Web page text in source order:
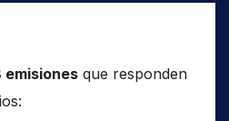
emisiones que responden